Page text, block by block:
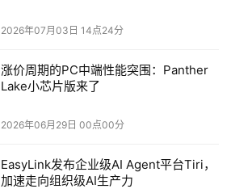
2026年07月03日 14点24分
涨价周期的PC中端性能突围：Panther
Lake小芯片版来了
2026年06月29日 00点00分
EasyLink发布企业级AI Agent平台Tiri，
加速走向组织级AI生产力